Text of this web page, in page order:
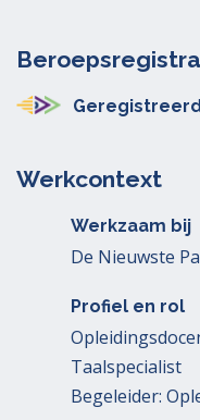
Werkcontext
Werkzaam bij
De Nieuwste
Profiel en rol
Taalspecialist
Begeleider: